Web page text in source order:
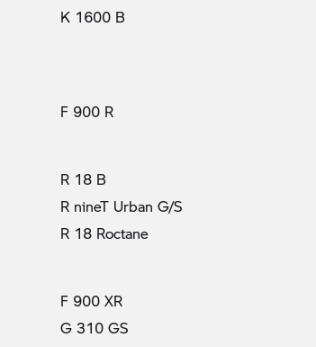
K 1600 B
F 900 R(prąd elektryczny)
R 18 B
R nineT Urban G/S
R 18 Roctane
F 900 XR
G 310 GS